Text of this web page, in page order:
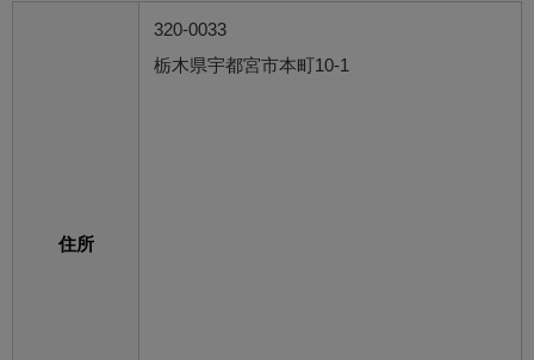
住所
320-0033
栃木県宇都宮市本町10-1